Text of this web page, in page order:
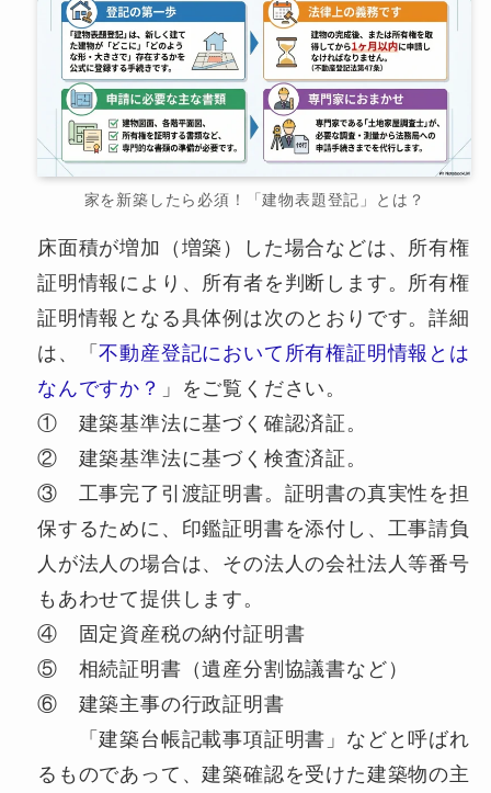
家を新築したら必須！「建物表題登記」とは？
床面積が増加（増築）した場合などは、所有権
証明情報により、所有者を判断します。所有権
証明情報となる具体例は次のとおりです。詳細
は、「不動産登記において所有権証明情報とは
なんですか？ 」をご覧ください。
① 建築基準法に基づく確認済証。
② 建築基準法に基づく検査済証。
③ 工事完了引渡証明書。証明書の真実性を担
保するために、印鑑証明書を添付し、工事請負
人が法人の場合は、その法人の会社法人等番号
もあわせて提供します。
④ 固定資産税の納付証明書
⑤ 相続証明書（遺産分割協議書など）
⑥ 建築主事の行政証明書
「建築台帳記載事項証明書」などと呼ばれ
るものであって、建築確認を受けた建築物の主